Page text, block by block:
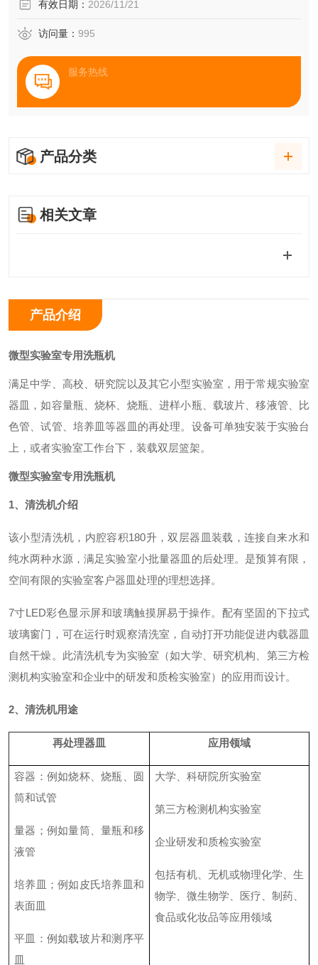
有效日期： 2026/11/21
访问量： 995
服务热线
产品分类
相关文章
产品介绍
微型实验室专用洗瓶机
满足中学、高校、研究院以及其它小型实验室，用于常规实验室
器皿，如容量瓶、烧杯、烧瓶、进样小瓶、载玻片、移液管、比
色管、试管、培养皿等器皿的再处理。设备可单独安装于实验台
上，或者实验室工作台下，装载双层篮架。
微型实验室专用洗瓶机
1、清洗机介绍
该小型清洗机，内腔容积180升，双层器皿装载，连接自来水和
纯水两种水源，满足实验室小批量器皿的后处理。是预算有限，
空间有限的实验室客户器皿处理的理想选择。
7寸LED彩色显示屏和玻璃触摸屏易于操作。配有坚固的下拉式
玻璃窗门，可在运行时观察清洗室，自动打开功能促进内载器皿
自然干燥。此清洗机专为实验室（如大学、研究机构、第三方检
测机构实验室和企业中的研发和质检实验室）的应用而设计。
2、清洗机用途
再处理器皿 应用领域
容器 ： 例如烧杯、烧瓶、圆
筒和试管
量器 ； 例如量筒、量瓶和移
液管
培养皿 ； 例如皮氏培养皿和
表面皿
平皿 ： 例如载玻片和测序平
皿
大学、科研院所实验室
第三方检测机构实验室
企业研发和质检实验室
包括有机、无机或物理化学、生
物学、微生物学、医疗、制药、
食品或化妆品等应用领域